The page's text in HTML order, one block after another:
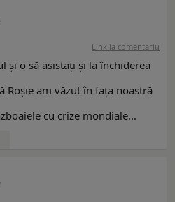
Link la comentariu
și o să asistați și la închiderea
Roșie am văzut în fața noastră
cu crize mondiale...